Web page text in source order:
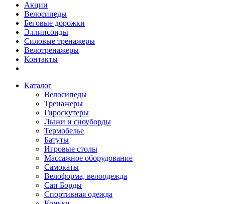
Акции
Велосипеды
Беговые дорожки
Эллипсоиды
Силовые тренажеры
Велотренажеры
Контакты
Каталог
Велосипеды
Тренажеры
Гироскутеры
Лыжи и сноуборды
Термобелье
Батуты
Игровые столы
Массажное оборудование
Самокаты
Велоформа, велоодежда
Сап Борды
Спортивная одежда